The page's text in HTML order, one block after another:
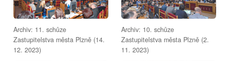
Archiv: 11. schůze
Zastupitelstva města Plzně (14.
12. 2023)
Archiv: 10. schůze
Zastupitelstva města Plzně (2.
11. 2023)